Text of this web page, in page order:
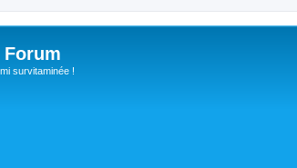
Forum
survitaminée !